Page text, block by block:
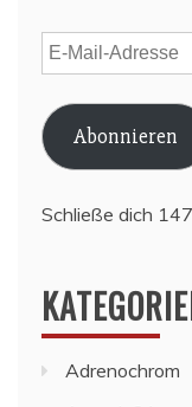
E-
Mail-
Adresse
Abonnieren
Schließe dich
Adrenochrom